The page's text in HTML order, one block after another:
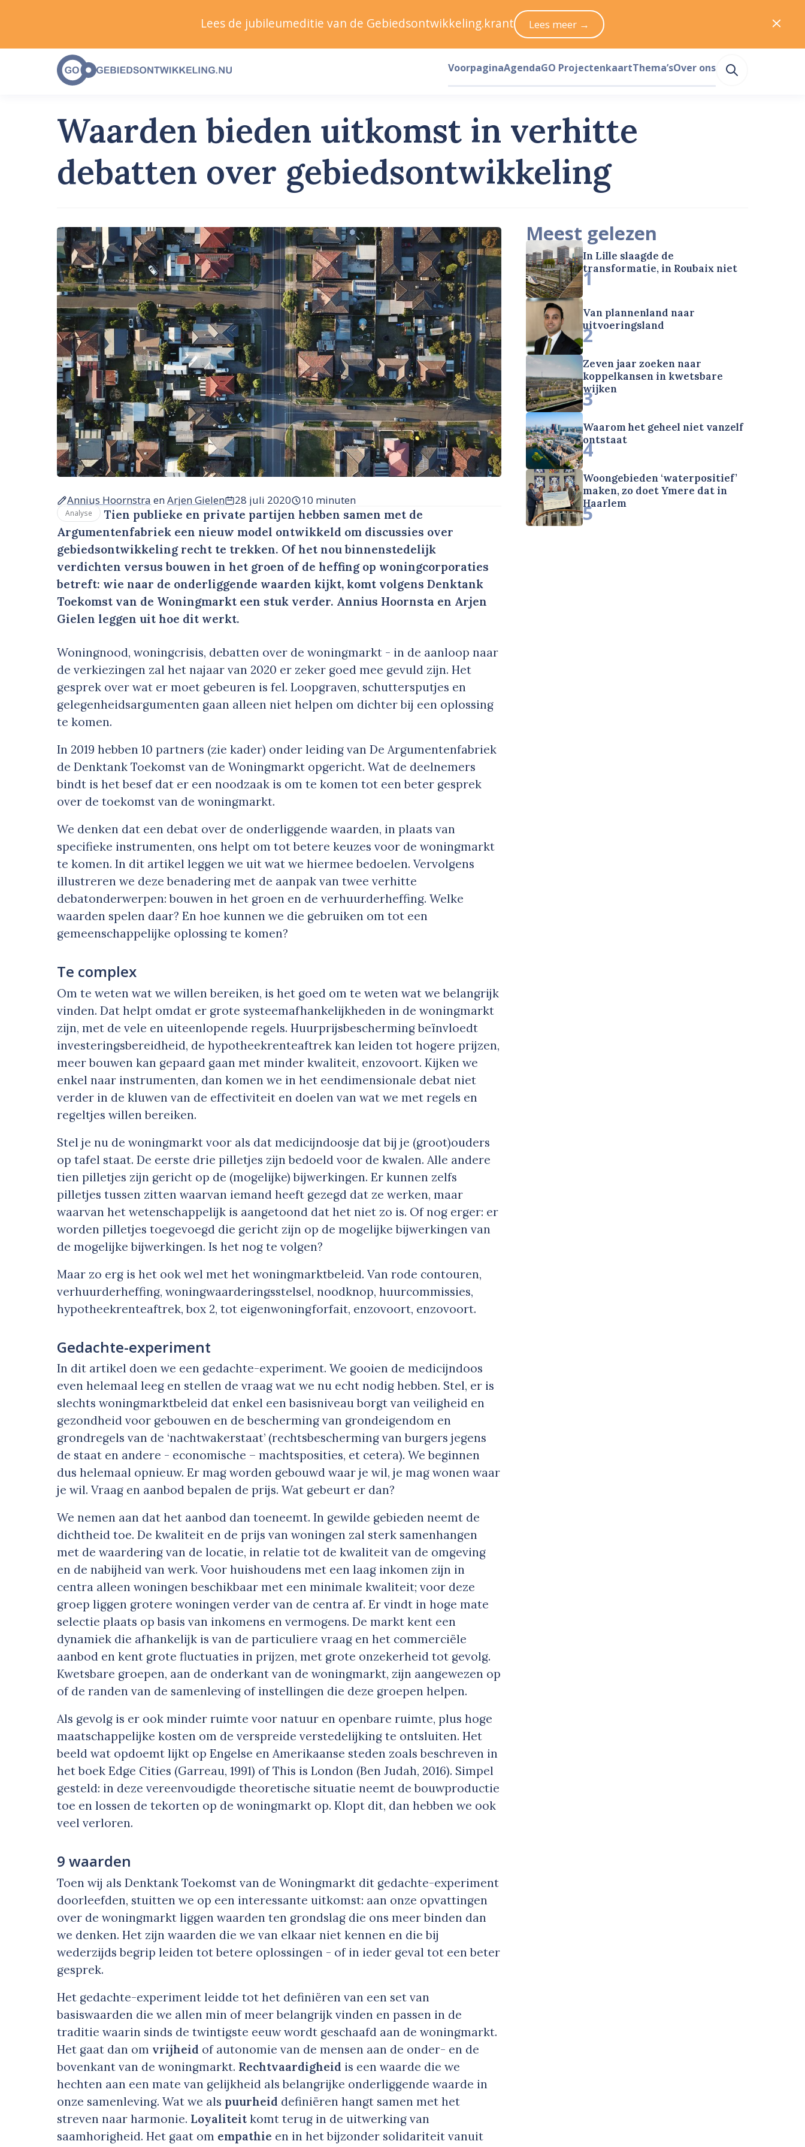
Waarden bieden uitkomst in verhitte
debatten over gebiedsontwikkeling
Annius Hoornstra enArjen Gielen 28 juli 2020 10 minuten
Analyse
Tien publieke en private partijen hebben samen met de
Argumentenfabriek een nieuw model ontwikkeld om discussies over
gebiedsontwikkeling recht te trekken. Of het nou binnenstedelijk
verdichten versus bouwen in het groen of de heffing op woningcorporaties
betreft: wie naar de onderliggende waarden kijkt, komt volgens Denktank
Toekomst van de Woningmarkt een stuk verder. Annius Hoornsta en Arjen
Gielen leggen uit hoe dit werkt.
Woningnood, woningcrisis, debatten over de woningmarkt - in de aanloop naar
de verkiezingen zal het najaar van 2020 er zeker goed mee gevuld zijn. Het
gesprek over wat er moet gebeuren is fel. Loopgraven, schuttersputjes en
gelegenheidsargumenten gaan alleen niet helpen om dichter bij een oplossing
te komen.
In 2019 hebben 10 partners (zie kader) onder leiding van De Argumentenfabriek
de Denktank Toekomst van de Woningmarkt opgericht. Wat de deelnemers
bindt is het besef dat er een noodzaak is om te komen tot een beter gesprek
over de toekomst van de woningmarkt.
We denken dat een debat over de onderliggende waarden, in plaats van
specifieke instrumenten, ons helpt om tot betere keuzes voor de woningmarkt
te komen. In dit artikel leggen we uit wat we hiermee bedoelen. Vervolgens
illustreren we deze benadering met de aanpak van twee verhitte
debatonderwerpen: bouwen in het groen en de verhuurderheffing. Welke
waarden spelen daar? En hoe kunnen we die gebruiken om tot een
gemeenschappelijke oplossing te komen?
Te complex
Om te weten wat we willen bereiken, is het goed om te weten wat we belangrijk
vinden. Dat helpt omdat er grote systeemafhankelijkheden in de woningmarkt
zijn, met de vele en uiteenlopende regels. Huurprijsbescherming beïnvloedt
investeringsbereidheid, de hypotheekrenteaftrek kan leiden tot hogere prijzen,
meer bouwen kan gepaard gaan met minder kwaliteit, enzovoort. Kijken we
enkel naar instrumenten, dan komen we in het eendimensionale debat niet
verder in de kluwen van de effectiviteit en doelen van wat we met regels en
regeltjes willen bereiken.
Stel je nu de woningmarkt voor als dat medicijndoosje dat bij je (groot)ouders
op tafel staat. De eerste drie pilletjes zijn bedoeld voor de kwalen. Alle andere
tien pilletjes zijn gericht op de (mogelijke) bijwerkingen. Er kunnen zelfs
pilletjes tussen zitten waarvan iemand heeft gezegd dat ze werken, maar
waarvan het wetenschappelijk is aangetoond dat het niet zo is. Of nog erger: er
worden pilletjes toegevoegd die gericht zijn op de mogelijke bijwerkingen van
de mogelijke bijwerkingen. Is het nog te volgen?
Maar zo erg is het ook wel met het woningmarktbeleid. Van rode contouren,
verhuurderheffing, woningwaarderingsstelsel, noodknop, huurcommissies,
hypotheekrenteaftrek, box 2, tot eigenwoningforfait, enzovoort, enzovoort.
Gedachte-experiment
In dit artikel doen we een gedachte-experiment. We gooien de medicijndoos
even helemaal leeg en stellen de vraag wat we nu echt nodig hebben. Stel, er is
slechts woningmarktbeleid dat enkel een basisniveau borgt van veiligheid en
gezondheid voor gebouwen en de bescherming van grondeigendom en
grondregels van de ‘nachtwakerstaat’ (rechtsbescherming van burgers jegens
de staat en andere - economische – machtsposities, et cetera). We beginnen
dus helemaal opnieuw. Er mag worden gebouwd waar je wil, je mag wonen waar
je wil. Vraag en aanbod bepalen de prijs. Wat gebeurt er dan?
We nemen aan dat het aanbod dan toeneemt. In gewilde gebieden neemt de
dichtheid toe. De kwaliteit en de prijs van woningen zal sterk samenhangen
met de waardering van de locatie, in relatie tot de kwaliteit van de omgeving
en de nabijheid van werk. Voor huishoudens met een laag inkomen zijn in
centra alleen woningen beschikbaar met een minimale kwaliteit; voor deze
groep liggen grotere woningen verder van de centra af. Er vindt in hoge mate
selectie plaats op basis van inkomens en vermogens. De markt kent een
dynamiek die afhankelijk is van de particuliere vraag en het commerciële
aanbod en kent grote fluctuaties in prijzen, met grote onzekerheid tot gevolg.
Kwetsbare groepen, aan de onderkant van de woningmarkt, zijn aangewezen op
of de randen van de samenleving of instellingen die deze groepen helpen.
Als gevolg is er ook minder ruimte voor natuur en openbare ruimte, plus hoge
maatschappelijke kosten om de verspreide verstedelijking te ontsluiten. Het
beeld wat opdoemt lijkt op Engelse en Amerikaanse steden zoals beschreven in
het boek Edge Cities (Garreau, 1991) of This is London (Ben Judah, 2016). Simpel
gesteld: in deze vereenvoudigde theoretische situatie neemt de bouwproductie
toe en lossen de tekorten op de woningmarkt op. Klopt dit, dan hebben we ook
veel verloren.
9 waarden
Toen wij als Denktank Toekomst van de Woningmarkt dit gedachte-experiment
doorleefden, stuitten we op een interessante uitkomst: aan onze opvattingen
over de woningmarkt liggen waarden ten grondslag die ons meer binden dan
we denken. Het zijn waarden die we van elkaar niet kennen en die bij
wederzijds begrip leiden tot betere oplossingen - of in ieder geval tot een beter
gesprek.
Het gedachte-experiment leidde tot het definiëren van een set van
basiswaarden die we allen min of meer belangrijk vinden en passen in de
traditie waarin sinds de twintigste eeuw wordt geschaafd aan de woningmarkt.
Het gaat dan om vrijheid of autonomie van de mensen aan de onder- en de
bovenkant van de woningmarkt. Rechtvaardigheid is een waarde die we
hechten aan een mate van gelijkheid als belangrijke onderliggende waarde in
onze samenleving. Wat we als puurheid definiëren hangt samen met het
streven naar harmonie. Loyaliteit komt terug in de uitwerking van
saamhorigheid. Het gaat om empathie en in het bijzonder solidariteit vanuit
Meest gelezen
In Lille slaagde de
transformatie, in Roubaix niet
1
Van plannenland naar
uitvoeringsland
2
Zeven jaar zoeken naar
koppelkansen in kwetsbare
wijken
3
Waarom het geheel niet vanzelf
ontstaat
4
Woongebieden ‘waterpositief’
maken, zo doet Ymere dat in
Haarlem
5
Lees de jubileumeditie van de Gebiedsontwikkeling.krant Lees meer →
VoorpaginaAgendaGO ProjectenkaartThema’sOver ons